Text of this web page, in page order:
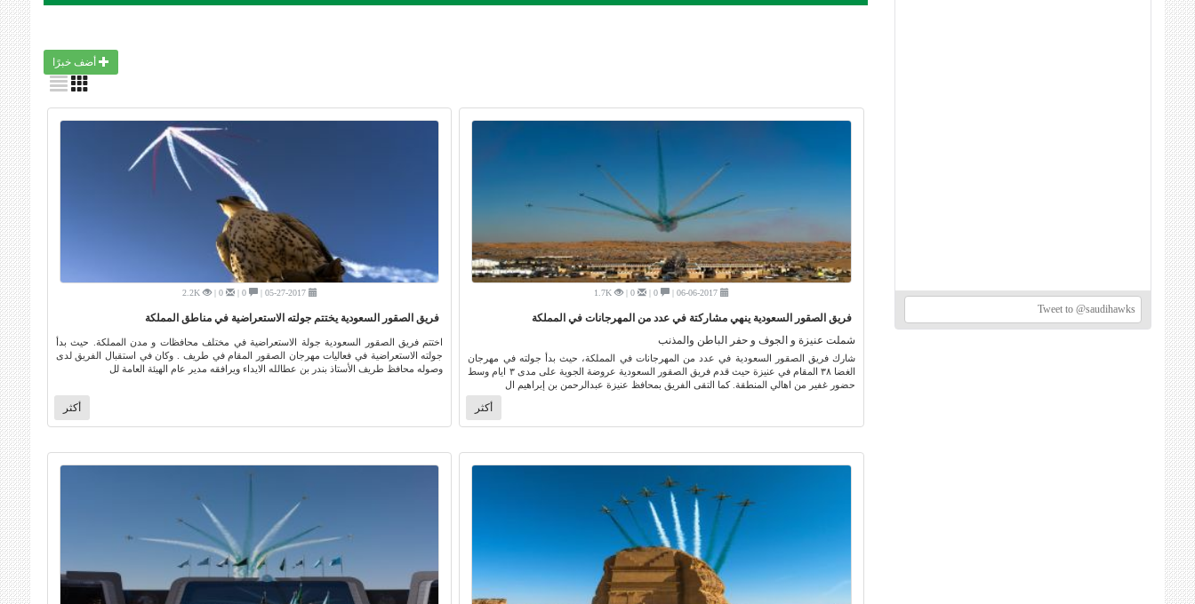
Tweet to @saudihawks
أضف خبرًا
06-06-2017 |
0 |
0 |
1.7K
فريق الصقور السعودية ينهي مشاركتة في عدد من المهرجانات في المملكة
شملت عنيزة و الجوف و حفر الباطن والمذنب
شارك فريق الصقور السعودية في عدد من المهرجانات في المملكة، حيث بدأ جولته في مهرجان
الغضا ٣٨ المقام في عنيزة حيث قدم فريق الصقور السعودية عروضة الجوية على مدى ٣ ايام وسط
حضور غفير من اهالي المنطقة. كما التقى الفريق بمحافظ عنيزة عبدالرحمن بن إبراهيم ال
أكثر
05-27-2017 |
0 |
0 |
2.2K
فريق الصقور السعودية يختتم جولته الاستعراضية في مناطق المملكة
اختتم فريق الصقور السعودية جولة الاستعراضية في مختلف محافظات و مدن المملكة. حيث بدأ
جولته الاستعراضية في فعاليات مهرجان الصقور المقام في طريف . وكان في استقبال الفريق لدى
وصوله محافظ طريف الأستاذ بندر بن عطالله الايداء ويرافقه مدير عام الهيئة العامة لل
أكثر